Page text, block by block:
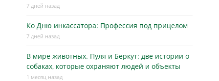
7 дней назад
Ко Дню инкассатора: Профессия под прицелом
7 дней назад
В мире животных. Пуля и Беркут: две истории о
собаках, которые охраняют людей и объекты
1 месяц назад